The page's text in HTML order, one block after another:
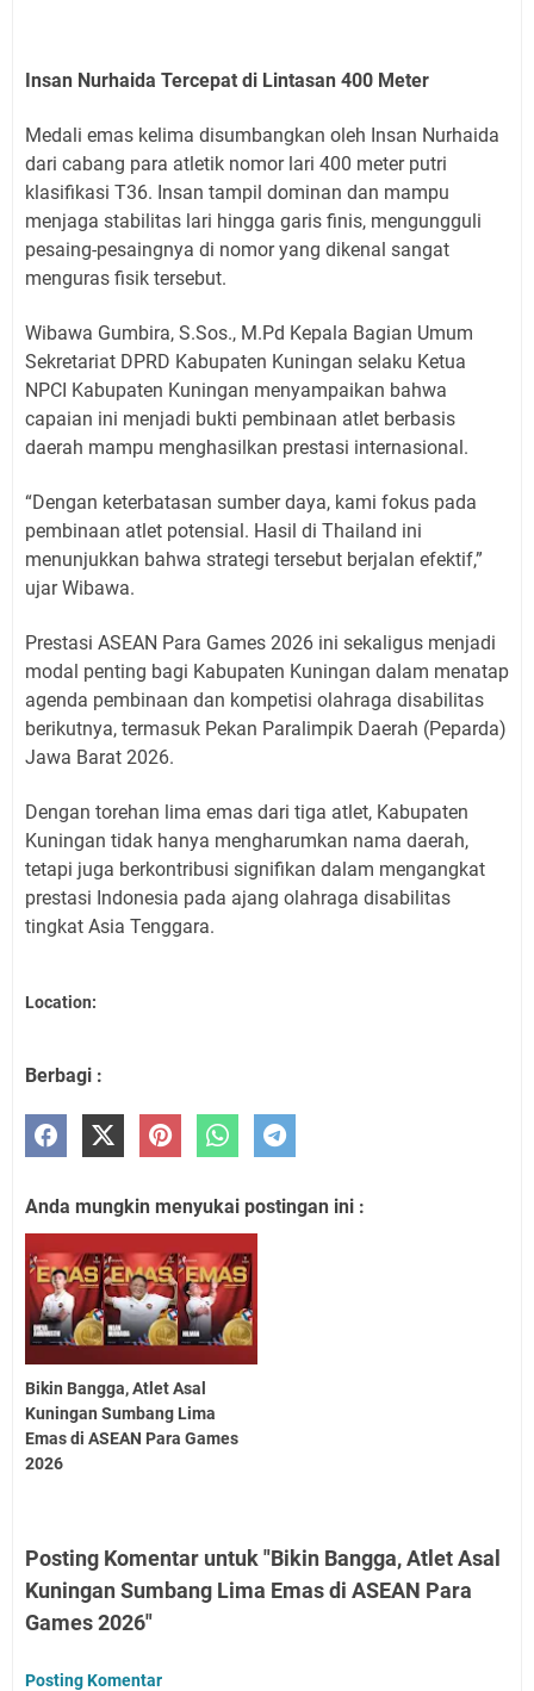
Insan Nurhaida Tercepat di Lintasan 400 Meter
Medali emas kelima disumbangkan oleh Insan Nurhaida
dari cabang para atletik nomor lari 400 meter putri
klasifikasi T36. Insan tampil dominan dan mampu
menjaga stabilitas lari hingga garis finis, mengungguli
pesaing-pesaingnya di nomor yang dikenal sangat
menguras fisik tersebut.
Wibawa Gumbira, S.Sos., M.Pd Kepala Bagian Umum
Sekretariat DPRD Kabupaten Kuningan selaku Ketua
NPCI Kabupaten Kuningan menyampaikan bahwa
capaian ini menjadi bukti pembinaan atlet berbasis
daerah mampu menghasilkan prestasi internasional.
“Dengan keterbatasan sumber daya, kami fokus pada
pembinaan atlet potensial. Hasil di Thailand ini
menunjukkan bahwa strategi tersebut berjalan efektif,”
ujar Wibawa.
Prestasi ASEAN Para Games 2026 ini sekaligus menjadi
modal penting bagi Kabupaten Kuningan dalam menatap
agenda pembinaan dan kompetisi olahraga disabilitas
berikutnya, termasuk Pekan Paralimpik Daerah (Peparda)
Jawa Barat 2026.
Dengan torehan lima emas dari tiga atlet, Kabupaten
Kuningan tidak hanya mengharumkan nama daerah,
tetapi juga berkontribusi signifikan dalam mengangkat
prestasi Indonesia pada ajang olahraga disabilitas
tingkat Asia Tenggara.
Location:
Berbagi :
Anda mungkin menyukai postingan ini :
Bikin Bangga, Atlet Asal
Kuningan Sumbang Lima
Emas di ASEAN Para Games
2026
Posting Komentar untuk "Bikin Bangga, Atlet Asal
Kuningan Sumbang Lima Emas di ASEAN Para
Games 2026"
Posting Komentar